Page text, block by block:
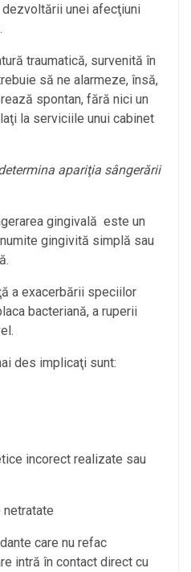
unei afecţiuni
traumatică, survenită în
să ne alarmeze, însă,
spontan, fără nici un
la serviciile unui cabinet
apariţia sângerării
gingivală este un
gingivită simplă sau
a exacerbării speciilor
bacteriană, a ruperii
des implicaţi sunt:
incorect realizate sau
care nu refac
intră în contact direct cu